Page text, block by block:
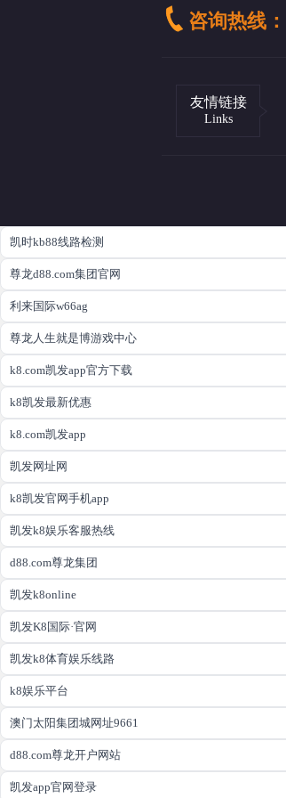
咨询热线：
友情链接
Links
凯时kb88线路检测
尊龙d88.com集团官网
利来国际w66ag
尊龙人生就是博游戏中心
k8.com凯发app官方下载
k8凯发最新优惠
k8.com凯发app
凯发网址网
k8凯发官网手机app
凯发k8娱乐客服热线
d88.com尊龙集团
凯发k8online
凯发K8国际·官网
凯发k8体育娱乐线路
k8娱乐平台
澳门太阳集团城网址9661
d88.com尊龙开户网站
凯发app官网登录